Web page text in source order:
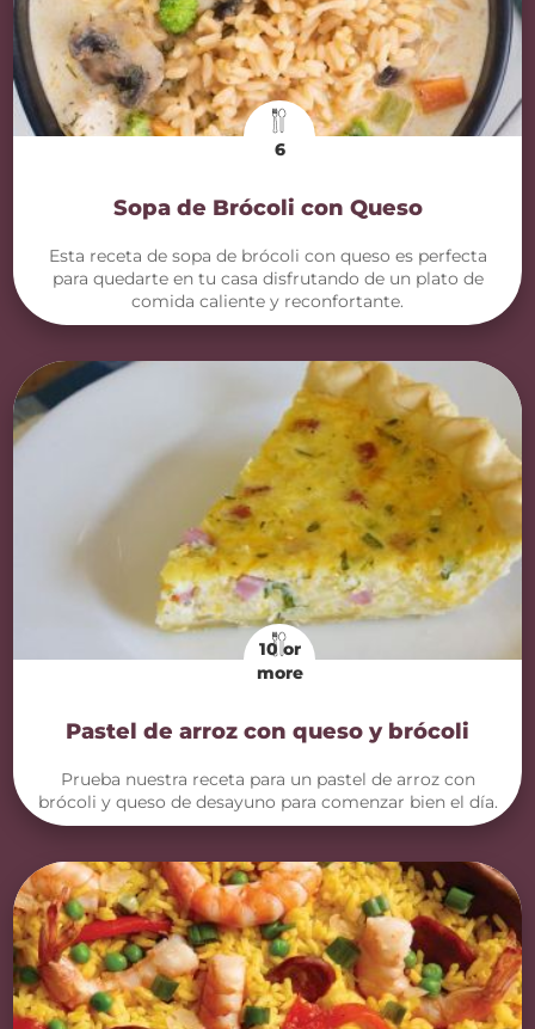
6
Sopa de Brócoli con Queso
Esta receta de sopa de brócoli con queso es perfecta
para quedarte en tu casa disfrutando de un plato de
comida caliente y reconfortante.
10 or
more
Pastel de arroz con queso y brócoli
Prueba nuestra receta para un pastel de arroz con
brócoli y queso de desayuno para comenzar bien el día.